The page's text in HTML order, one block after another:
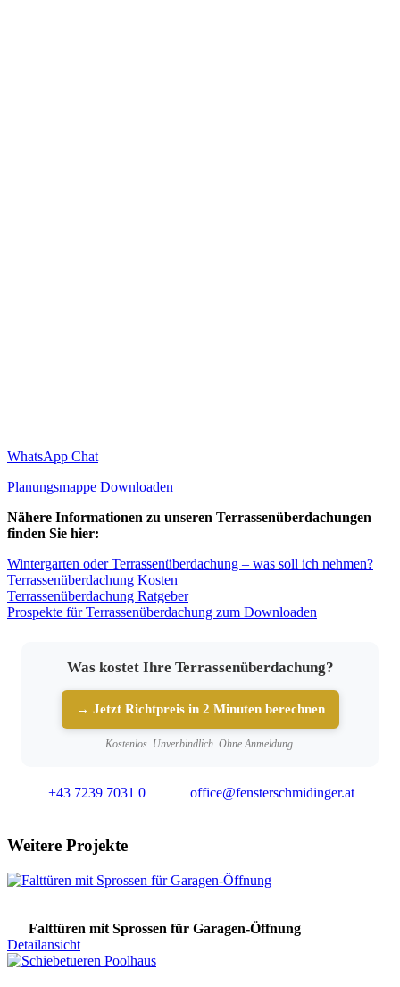
WhatsApp Chat
Planungsmappe Downloaden
Nähere Informationen zu unseren Terrassenüberdachungen
finden Sie hier:
Wintergarten oder Terrassenüberdachung – was soll ich nehmen?
Terrassenüberdachung Kosten
Terrassenüberdachung Ratgeber
Prospekte für Terrassenüberdachung zum Downloaden
Was kostet Ihre Terrassenüberdachung?
→ Jetzt Richtpreis in 2 Minuten berechnen
Kostenlos. Unverbindlich. Ohne Anmeldung.
+43 7239 7031 0 office@fensterschmidinger.at
Weitere Projekte
Falttüren mit Sprossen für Garagen-Öffnung
Detailansicht